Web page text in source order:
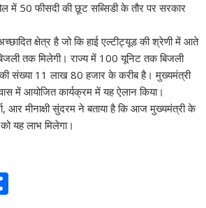
में 50 फीसदी की छूट सब्सिडी के तौर पर सरकार
क्षेत्र है जो कि हाई एल्टीट्यूड की श्रेणी में आते
तक मिलेगी। राज्य में 100 यूनिट तक बिजली
संख्या 11 लाख 80 हजार के करीब है। मुख्यमंत्री
में आयोजित कार्यक्रम में यह ऐलान किया।
आर मीनाक्षी सुंदरम ने बताया है कि आज मुख्यमंत्री के
यह लाभ मिलेगा।